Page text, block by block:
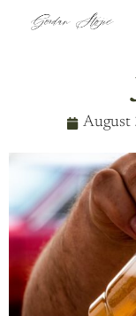
August